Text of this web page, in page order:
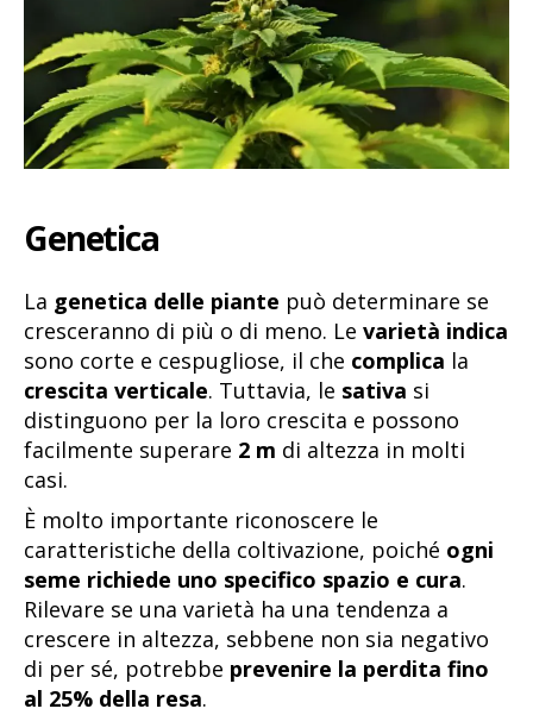
Genetica
La genetica delle piante può determinare se
cresceranno di più o di meno. Le varietà indica
sono corte e cespugliose, il che complica la
crescita verticale. Tuttavia, le sativa si
distinguono per la loro crescita e possono
facilmente superare 2 m di altezza in molti
casi.
È molto importante riconoscere le
caratteristiche della coltivazione, poiché ogni
seme richiede uno specifico spazio e cura.
Rilevare se una varietà ha una tendenza a
crescere in altezza, sebbene non sia negativo
di per sé, potrebbe prevenire la perdita fino
al 25% della resa.